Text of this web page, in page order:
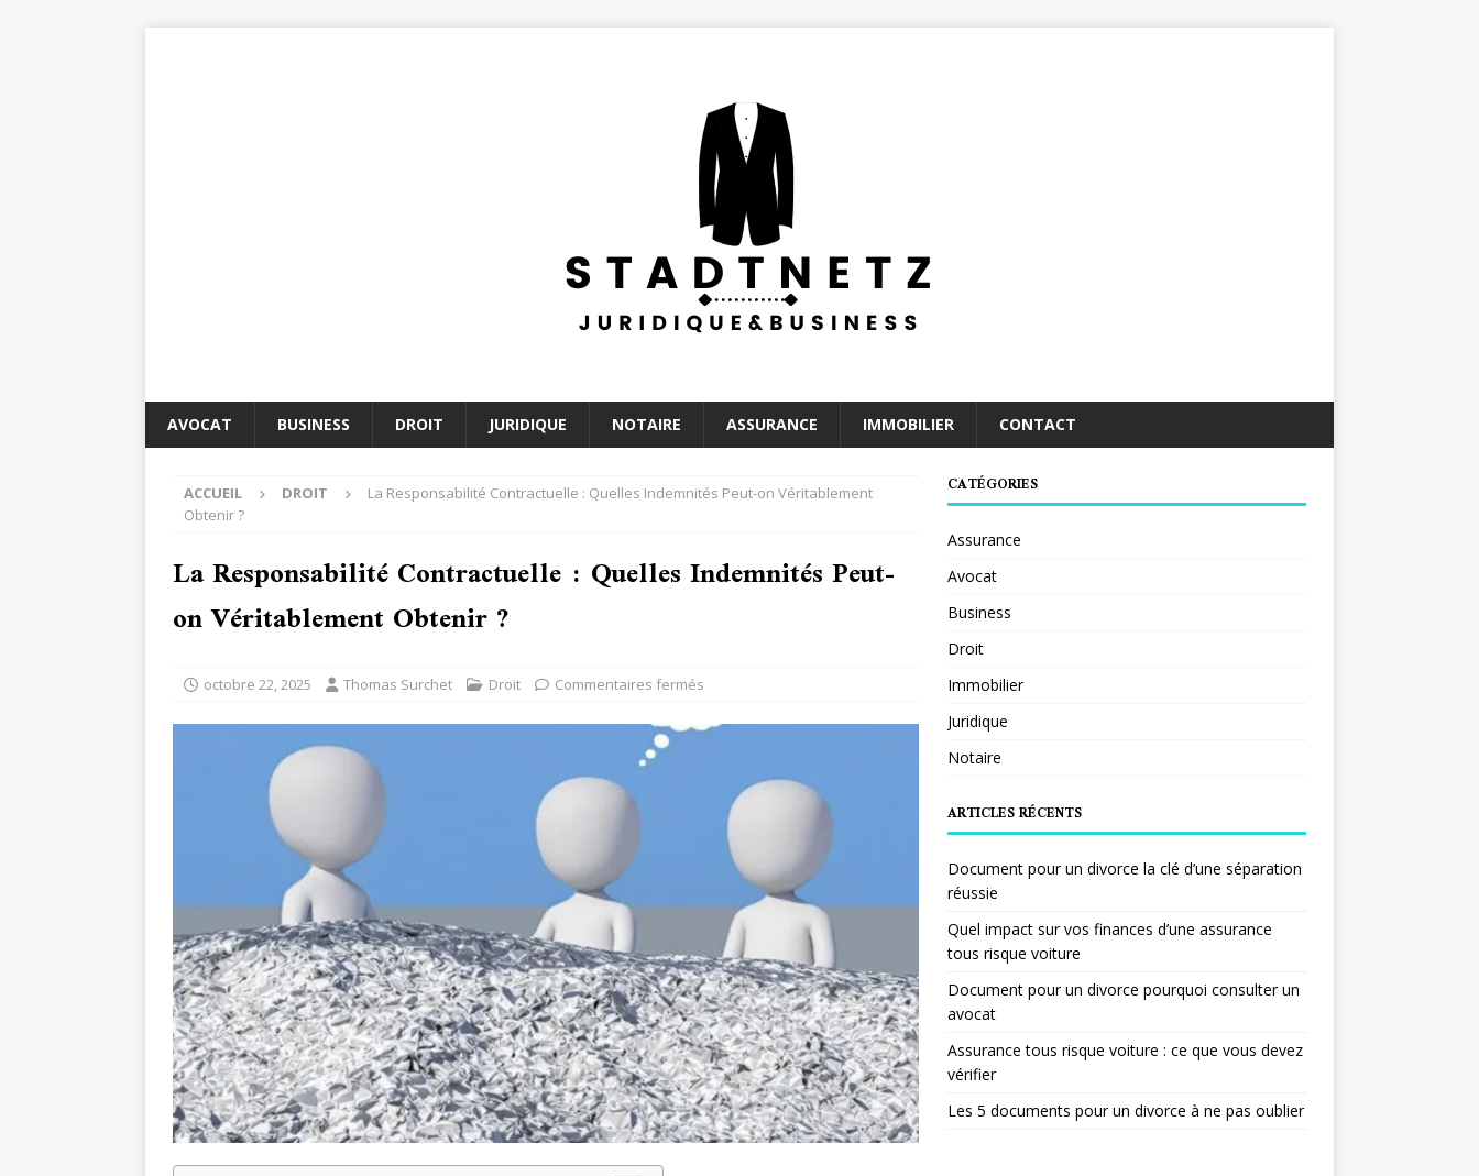
AVOCAT BUSINESS DROIT JURIDIQUE NOTAIRE ASSURANCE IMMOBILIER CONTACT
ACCUEIL DROIT
La Responsabilité Contractuelle : Quelles Indemnités Peut-on Véritablement
Obtenir ?
La Responsabilité Contractuelle : Quelles Indemnités Peut-
on Véritablement Obtenir ?
octobre 22, 2025 Thomas Surchet Droit Commentaires fermés
CATÉGORIES
Assurance
Avocat
Business
Droit
Immobilier
Juridique
Notaire
ARTICLES RÉCENTS
Document pour un divorce la clé d’une séparation
réussie
Quel impact sur vos finances d’une assurance
tous risque voiture
Document pour un divorce pourquoi consulter un
avocat
Assurance tous risque voiture : ce que vous devez
vérifier
Les 5 documents pour un divorce à ne pas oublier